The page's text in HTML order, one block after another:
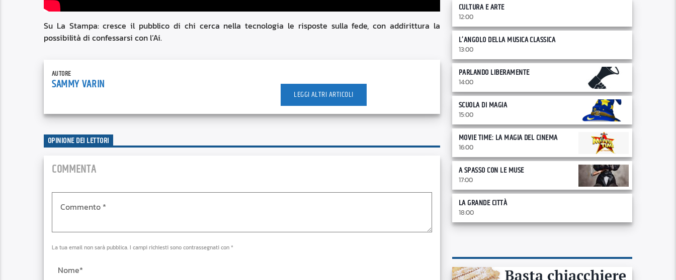
Su La Stampa: cresce il pubblico di chi cerca nella tecnologia le risposte sulla fede, con addirittura la
possibilità di confessarsi con l’Ai.
AUTORE
SAMMY VARIN
LEGGI ALTRI ARTICOLI
OPINIONE DEI LETTORI
COMMENTA
La tua email non sarà pubblica. I campi richiesti sono contrassegnati con *
CULTURA E ARTE
12:00
L’ANGOLO DELLA MUSICA CLASSICA
13:00
PARLANDO LIBERAMENTE
14:00
SCUOLA DI MAGIA
15:00
MOVIE TIME: LA MAGIA DEL CINEMA
16:00
A SPASSO CON LE MUSE
17:00
LA GRANDE CITTÀ
18:00